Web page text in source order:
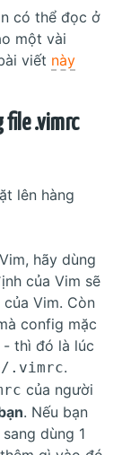
có thể đọc ở
một vài
viết này
file .vimrc
lên hàng
hãy dùng
của Vim sẽ
của Vim. Còn
config mặc
thì đó là lúc
.vimrc.
của người
. Nếu bạn
dùng 1